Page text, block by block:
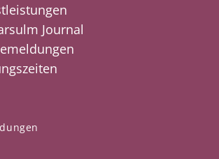
Journal